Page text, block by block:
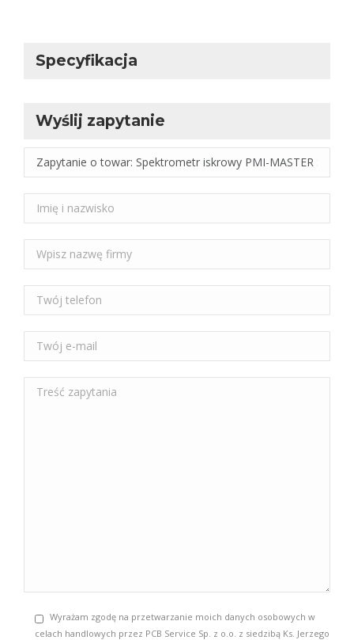
Specyfikacja
Wyślij zapytanie
Wyrażam zgodę na przetwarzanie moich danych osobowych w
celach handlowych przez PCB Service Sp. z o.o. z siedzibą Ks. Jerzego